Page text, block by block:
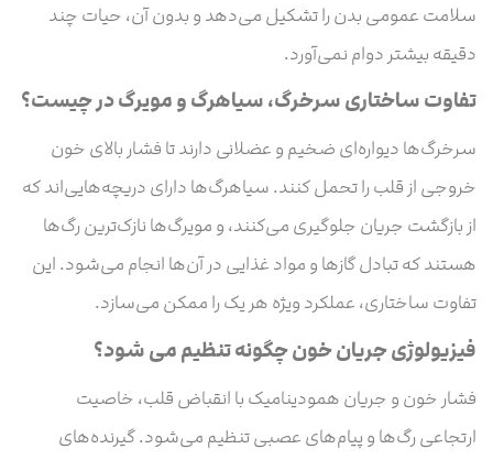
سلامت عمومی بدن را تشکیل می‌دهد و بدون آن، حیات چند
دقیقه بیشتر دوام نمی‌آورد.
تفاوت ساختاری سرخرگ، سیاهرگ و مویرگ در چیست؟
سرخرگ‌ها دیواره‌ای ضخیم و عضلانی دارند تا فشار بالای خون
خروجی از قلب را تحمل کنند. سیاهرگ‌ها دارای دریچه‌هایی‌اند که
از بازگشت جریان جلوگیری می‌کنند، و مویرگ‌ها نازک‌ترین رگ‌ها
هستند که تبادل گازها و مواد غذایی در آن‌ها انجام می‌شود. این
تفاوت ساختاری، عملکرد ویژه هر یک را ممکن می‌سازد.
فیزیولوژی جریان خون چگونه تنظیم می‌ شود؟
فشار خون و جریان همودینامیک با انقباض قلب، خاصیت
ارتجاعی رگ‌ها و پیام‌های عصبی تنظیم می‌شود. گیرنده‌های